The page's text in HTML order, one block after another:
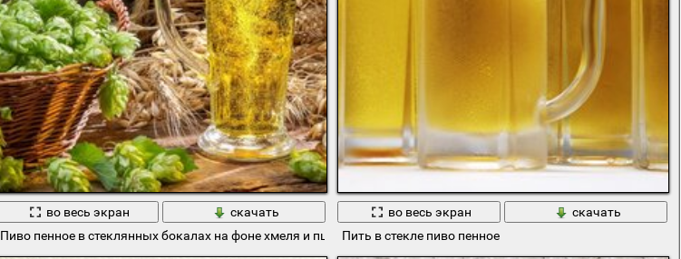
во весь экран
скачать
Пиво пенное в стеклянных бокалах на фоне хмеля и пшеницы
во весь экран
скачать
Пить в стекле пиво пенное